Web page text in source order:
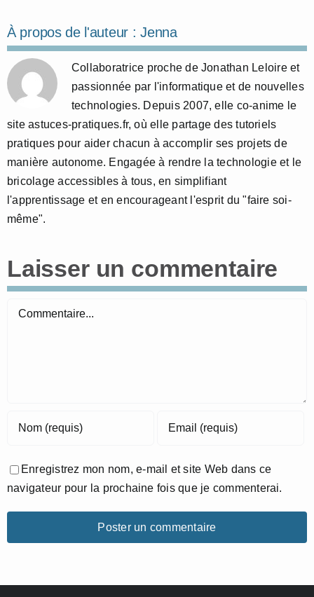
À propos de l'auteur :Jenna
Collaboratrice proche de Jonathan Leloire et
passionnée par l'informatique et de nouvelles
technologies. Depuis 2007, elle co-anime le
site astuces-pratiques.fr, où elle partage des tutoriels
pratiques pour aider chacun à accomplir ses projets de
manière autonome. Engagée à rendre la technologie et le
bricolage accessibles à tous, en simplifiant
l'apprentissage et en encourageant l'esprit du "faire soi-
même".
Laisser un commentaire
Commentaire
Enregistrez mon nom, e-mail et site Web dans ce
navigateur pour la prochaine fois que je commenterai.